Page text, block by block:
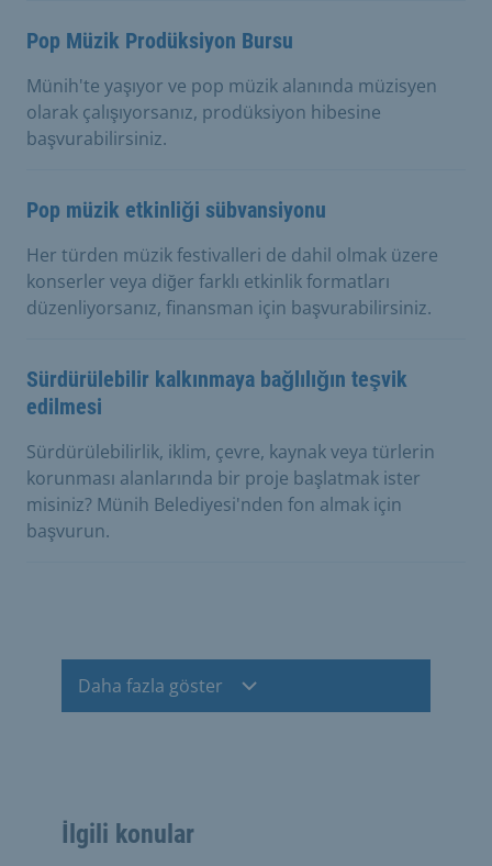
Pop Müzik Prodüksiyon Bursu
Münih'te yaşıyor ve pop müzik alanında müzisyen
olarak çalışıyorsanız, prodüksiyon hibesine
başvurabilirsiniz.
Pop müzik etkinliği sübvansiyonu
Her türden müzik festivalleri de dahil olmak üzere
konserler veya diğer farklı etkinlik formatları
düzenliyorsanız, finansman için başvurabilirsiniz.
Sürdürülebilir kalkınmaya bağlılığın teşvik
edilmesi
Sürdürülebilirlik, iklim, çevre, kaynak veya türlerin
korunması alanlarında bir proje başlatmak ister
misiniz? Münih Belediyesi'nden fon almak için
başvurun.
Daha fazla göster
İlgili konular